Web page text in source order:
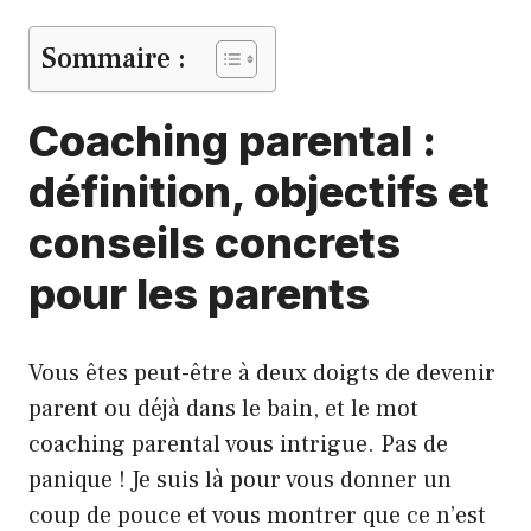
Sommaire :
Coaching parental :
définition, objectifs et
conseils concrets
pour les parents
Vous êtes peut-être à deux doigts de devenir
parent ou déjà dans le bain, et le mot
coaching parental vous intrigue. Pas de
panique ! Je suis là pour vous donner un
coup de pouce et vous montrer que ce n’est